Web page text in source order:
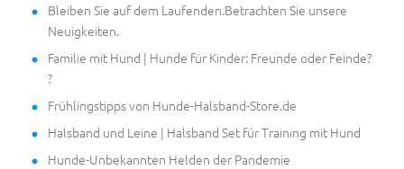
Bleiben Sie auf dem Laufenden.Betrachten Sie unsere
Neuigkeiten.
Familie mit Hund | Hunde für Kinder: Freunde oder Feinde?
?
Frühlingstipps von Hunde-Halsband-Store.de
Halsband und Leine | Halsband Set für Training mit Hund
Hunde-Unbekannten Helden der Pandemie